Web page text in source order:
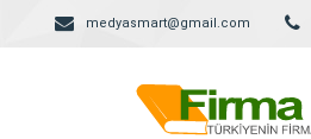
medyasmart@gmail.com